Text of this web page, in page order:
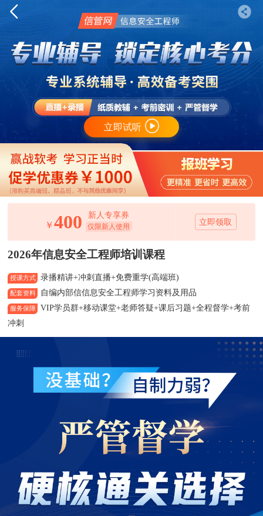
立即试听
￥400 新人专享券
仅限新人使用 立即领取
2026年信息安全工程师培训课程
授课方式 录播精讲+冲刺直播+免费重学(高端班)
配套资料 自编内部信信息安全工程师学习资料及用品
服务保障
VIP学员群+移动课堂+老师答疑+课后习题+全程督学+考前
冲刺